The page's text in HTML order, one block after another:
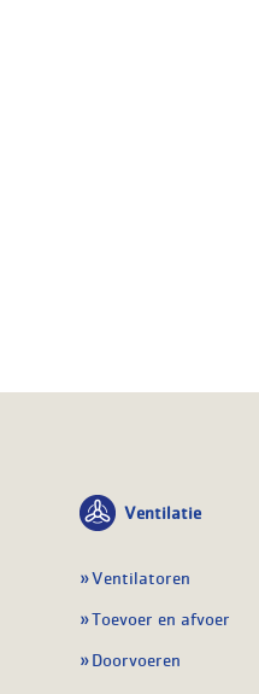
Ventilatie
Ventilatoren
Toevoer en afvoer
Doorvoeren